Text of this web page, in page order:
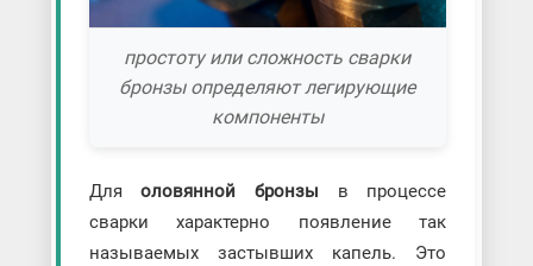
простоту или сложность сварки
бронзы определяют легирующие
компоненты
Дляоловянной бронзы в процессе
сварки характерно появление так
называемых застывших капель. Это